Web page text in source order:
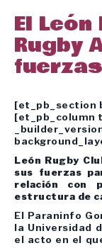
El
Rugby
fuerzas
[et_pb_section
[et_pb_column
León Rugby
sus fuerzas
relación con
estructura de
El Paraninfo
la Universidad
el acto en el